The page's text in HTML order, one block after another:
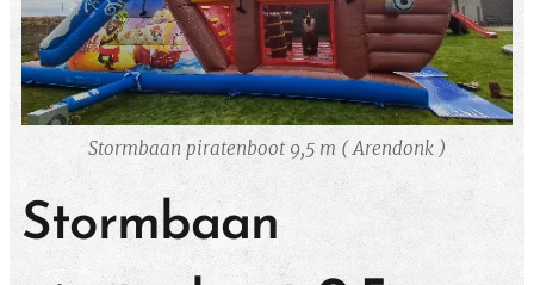
Stormbaan piratenboot 9,5 m ( Arendonk )
Stormbaan